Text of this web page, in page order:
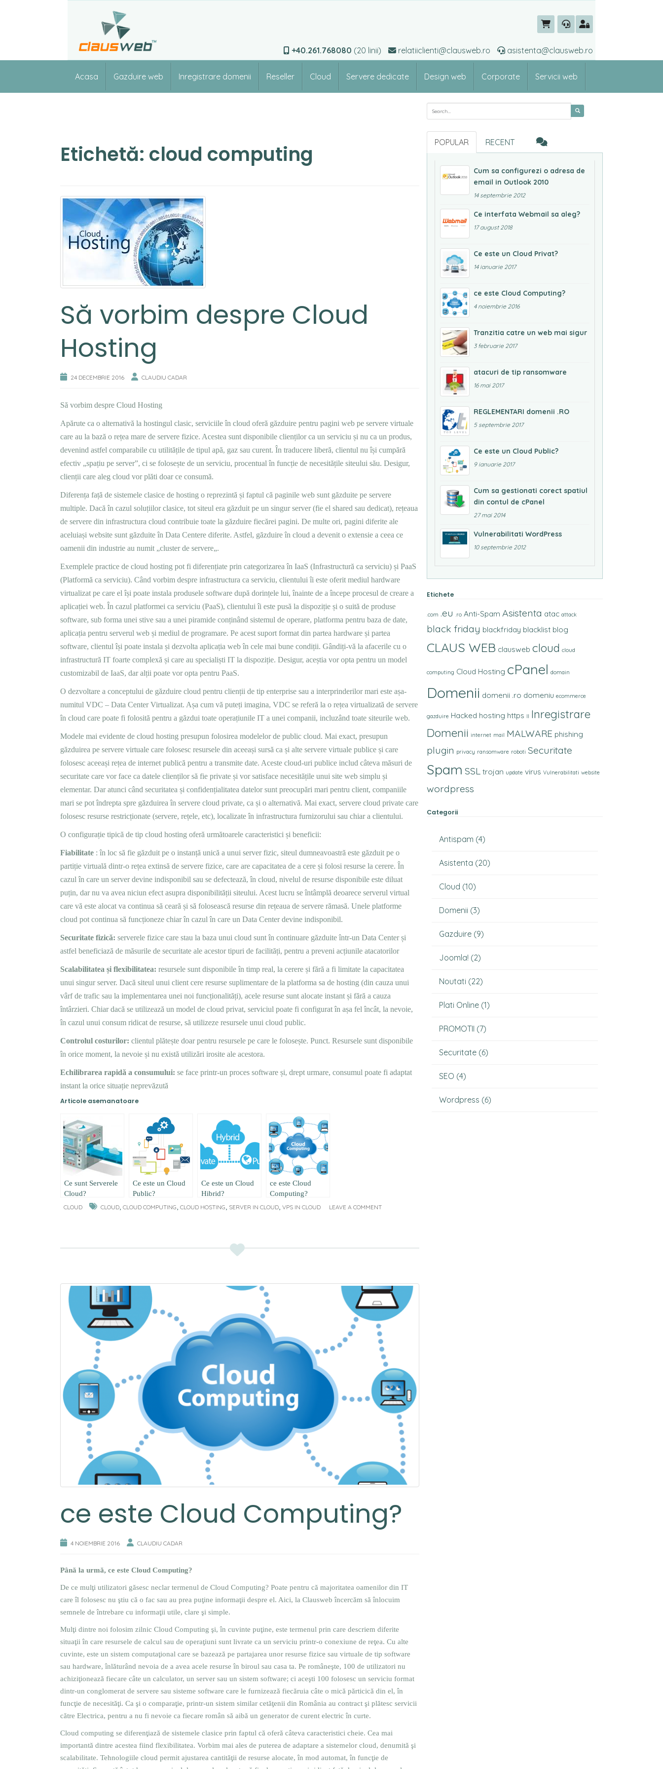
+40.261.768080 (20 linii) relatiiclienti@clausweb.ro asistenta@clausweb.ro
Acasa Gazduire web Inregistrare domenii Reseller Cloud Servere dedicate Design web Corporate Servicii web
Etichetă: cloud computing
Să vorbim despre Cloud
Hosting
24 DECEMBRIE 2016 CLAUDIU CADAR
Să vorbim despre Cloud Hosting
Apărute ca o alternativă la hostingul clasic, serviciile în cloud oferă găzduire pentru pagini web pe servere virtuale
care au la bază o rețea mare de servere fizice. Acestea sunt disponibile clienților ca un serviciu și nu ca un produs,
devenind astfel comparabile cu utilitățile de tipul apă, gaz sau curent. În traducere liberă, clientul nu își cumpără
efectiv „spațiu pe server”, ci se folosește de un serviciu, procentual în funcție de necesitățile siteului său. Desigur,
clienții care aleg cloud vor plăti doar ce consumă.
Diferența față de sistemele clasice de hosting o reprezintă și faptul că paginile web sunt găzduite pe servere
multiple. Dacă în cazul soluțiilor clasice, tot siteul era găzduit pe un singur server (fie el shared sau dedicat), rețeaua
de servere din infrastructura cloud contribuie toate la găzduire fiecărei pagini. De multe ori, pagini diferite ale
aceluiași website sunt găzduite în Data Centere diferite. Astfel, găzduire în cloud a devenit o extensie a ceea ce
oamenii din industrie au numit „cluster de servere„.
Exemplele practice de cloud hosting pot fi diferențiate prin categorizarea în IaaS (Infrastructură ca serviciu) și PaaS
(Platformă ca serviciu). Când vorbim despre infrastructura ca serviciu, clientului îi este oferit mediul hardware
virtualizat pe care el își poate instala produsele software după dorințele lui, înainte de a începe procesul de creare a
aplicației web. În cazul platformei ca serviciu (PaaS), clientului îi este pusă la dispoziție și o suită de produse
software, sub forma unei stive sau a unei piramide conținând sistemul de operare, platforma pentru baza de date,
aplicația pentru serverul web și mediul de programare. Pe acest suport format din partea hardware și partea
software, clientul își poate instala și dezvolta aplicația web în cele mai bune condiții. Gândiți-vă la afacerile cu o
infrastructură IT foarte complexă și care au specialiști IT la dispoziție. Desigur, aceștia vor opta pentru un model
customizabil de IaaS, dar alții poate vor opta pentru PaaS.
O dezvoltare a conceptului de găzduire cloud pentru clienții de tip enterprise sau a interprinderilor mari este așa-
numitul VDC – Data Center Virtualizat. Așa cum vă puteți imagina, VDC se referă la o rețea virtualizată de servere
în cloud care poate fi folosită pentru a găzdui toate operațiunile IT a unei companii, incluzând toate siteurile web.
Modele mai evidente de cloud hosting presupun folosirea modelelor de public cloud. Mai exact, presupun
găzduirea pe servere virtuale care folosesc resursele din aceeași sursă ca și alte servere virtuale publice și care
folosesc aceeași rețea de internet publică pentru a transmite date. Aceste cloud-uri publice includ câteva măsuri de
securitate care vor face ca datele clienților să fie private și vor satisface necesitățile unui site web simplu și
elementar. Dar atunci când securitatea și confidențialitatea datelor sunt preocupări mari pentru client, companiile
mari se pot îndrepta spre găzduirea în servere cloud private, ca și o alternativă. Mai exact, servere cloud private care
folosesc resurse restricționate (servere, rețele, etc), localizate în infrastructura furnizorului sau chiar a clientului.
O configurație tipică de tip cloud hosting oferă următoarele caracteristici și beneficii:
Fiabilitate : în loc să fie găzduit pe o instanță unică a unui server fizic, siteul dumneavoastră este găzduit pe o
partiție virtuală dintr-o rețea extinsă de servere fizice, care are capacitatea de a cere și folosi resurse la cerere. În
cazul în care un server devine indisponibil sau se defectează, în cloud, nivelul de resurse disponibile este diluat
puțin, dar nu va avea niciun efect asupra disponibilității siteului. Acest lucru se întâmplă deoarece serverul virtual
care vă este alocat va continua să ceară și să folosească resurse din rețeaua de servere rămasă. Unele platforme
cloud pot continua să funcționeze chiar în cazul în care un Data Center devine indisponibil.
Securitate fizică: serverele fizice care stau la baza unui cloud sunt în continuare găzduite într-un Data Center și
astfel beneficiază de măsurile de securitate ale acestor tipuri de facilități, pentru a preveni acțiunile atacatorilor
Scalabilitatea și flexibilitatea: resursele sunt disponibile în timp real, la cerere și fără a fi limitate la capacitatea
unui singur server. Dacă siteul unui client cere resurse suplimentare de la platforma sa de hosting (din cauza unui
vârf de trafic sau la implementarea unei noi funcționalități), acele resurse sunt alocate instant și fără a cauza
întârzieri. Chiar dacă se utilizează un model de cloud privat, serviciul poate fi configurat în așa fel încât, la nevoie,
în cazul unui consum ridicat de resurse, să utilizeze resursele unui cloud public.
Controlul costurilor: clientul plătește doar pentru resursele pe care le folosește. Punct. Resursele sunt disponibile
în orice moment, la nevoie și nu există utilizări irosite ale acestora.
Echilibrarea rapidă a consumului: se face printr-un proces software și, drept urmare, consumul poate fi adaptat
instant la orice situație neprevăzută
Articole asemanatoare
Ce sunt Serverele
Cloud?
Ce este un Cloud
Public?
Ce este un Cloud
Hibrid?
ce este Cloud
Computing?
CLOUD CLOUD, CLOUD COMPUTING, CLOUD HOSTING, SERVER IN CLOUD, VPS IN CLOUD LEAVE A COMMENT
ce este Cloud Computing?
4 NOIEMBRIE 2016 CLAUDIU CADAR
Până la urmă, ce este Cloud Computing?
De ce mulţi utilizatori găsesc neclar termenul de Cloud Computing? Poate pentru că majoritatea oamenilor din IT
care îl folosesc nu ştiu că o fac sau au prea puţine informaţii despre el. Aici, la Clausweb încercăm să înlocuim
semnele de întrebare cu informaţii utile, clare şi simple.
Mulţi dintre noi folosim zilnic Cloud Computing şi, în cuvinte puţine, este termenul prin care descriem diferite
situaţii în care resursele de calcul sau de operaţiuni sunt livrate ca un serviciu printr-o conexiune de reţea. Cu alte
cuvinte, este un sistem computaţional care se bazează pe partajarea unor resurse fizice sau virtuale de tip software
sau hardware, înlăturând nevoia de a avea acele resurse în biroul sau casa ta. Pe româneşte, 100 de utilizatori nu
achiziţionează fiecare câte un calculator, un server sau un sistem software; ci aceşti 100 folosesc un serviciu format
dintr-un conglomerat de servere sau sisteme software care le furnizează fiecăruia câte o mică părticică din el, în
funcţie de necesităţi. Ca şi o comparaţie, printr-un sistem similar cetăţenii din România au contract şi plătesc servicii
către Electrica, pentru a nu fi nevoie ca fiecare român să aibă un generator de curent electric în curte.
Cloud computing se diferenţiază de sistemele clasice prin faptul că oferă câteva caracteristici cheie. Cea mai
importantă dintre acestea fiind flexibilitatea. Vorbim mai ales de puterea de adaptare a sistemelor cloud, denumită şi
scalabilitate. Tehnologiile cloud permit ajustarea cantităţii de resurse alocate, în mod automat, în funcţie de
Search for:
POPULAR RECENT
Cum sa configurezi o adresa de
email in Outlook 2010
14 septembrie 2012
Ce interfata Webmail sa aleg?
17 august 2018
Ce este un Cloud Privat?
14 ianuarie 2017
ce este Cloud Computing?
4 noiembrie 2016
Tranzitia catre un web mai sigur
3 februarie 2017
atacuri de tip ransomware
16 mai 2017
REGLEMENTARI domenii .RO
5 septembrie 2017
Ce este un Cloud Public?
9 ianuarie 2017
Cum sa gestionati corect spatiul
din contul de cPanel
27 mai 2014
Vulnerabilitati WordPress
10 septembrie 2012
Etichete
.com .eu .ro Anti-Spam Asistenta atac attack
black friday blackfriday blacklist blog
CLAUS WEB clausweb cloud cloud
computing Cloud Hosting cPanel domain
Domenii domenii .ro domeniu ecommerce
gazduire Hacked hosting https II Inregistrare
Domenii internet mail MALWARE phishing
plugin privacy ransomware roboti Securitate
Spam SSL trojan update virus Vulnerabilitati website
wordpress
Categorii
Antispam (4)
Asistenta (20)
Cloud (10)
Domenii (3)
Gazduire (9)
Joomla! (2)
Noutati (22)
Plati Online (1)
PROMOTII (7)
Securitate (6)
SEO (4)
Wordpress (6)